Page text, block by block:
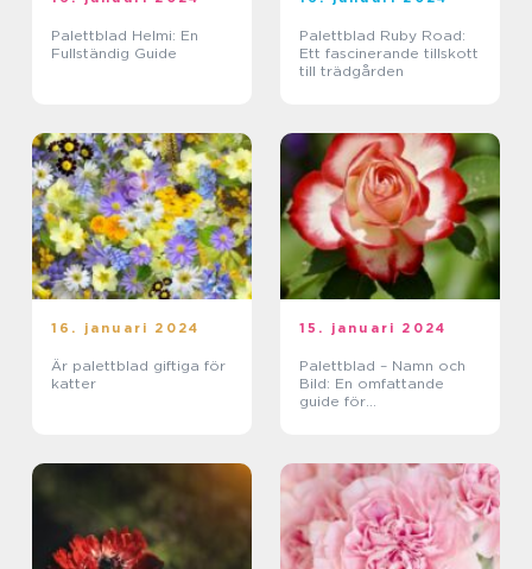
Palettblad Helmi: En
Fullständig Guide
Palettblad Ruby Road:
Ett fascinerande tillskott
till trädgården
16. januari 2024
Är palettblad giftiga för
katter
15. januari 2024
Palettblad – Namn och
Bild: En omfattande
guide för